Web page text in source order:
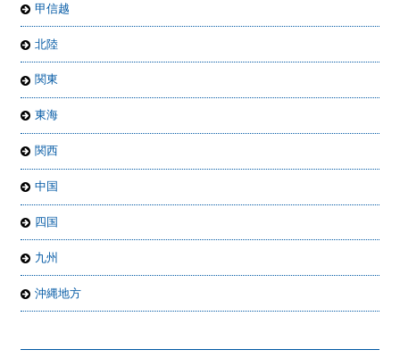
甲信越
北陸
関東
東海
関西
中国
四国
九州
沖縄地方